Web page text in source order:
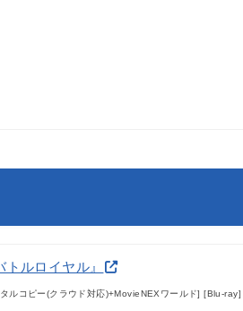
ルロイヤル』
ルコピー(クラウド対応)+MovieNEXワールド] [Blu-ray]